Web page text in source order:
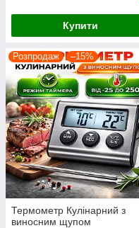
Купити
Розпродаж –15%
Термометр Кулінарний з
виносним щупом